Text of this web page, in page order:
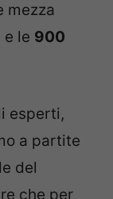
mezza
e le 900
esperti,
a partite
del
che per